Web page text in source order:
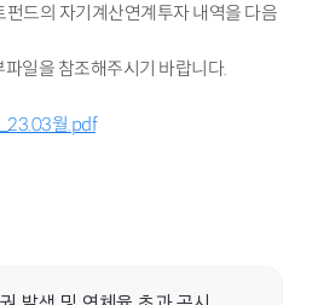
드의 자기계산연계투자 내역을 다음
일을 참조해주시기 바랍니다.
월.pdf